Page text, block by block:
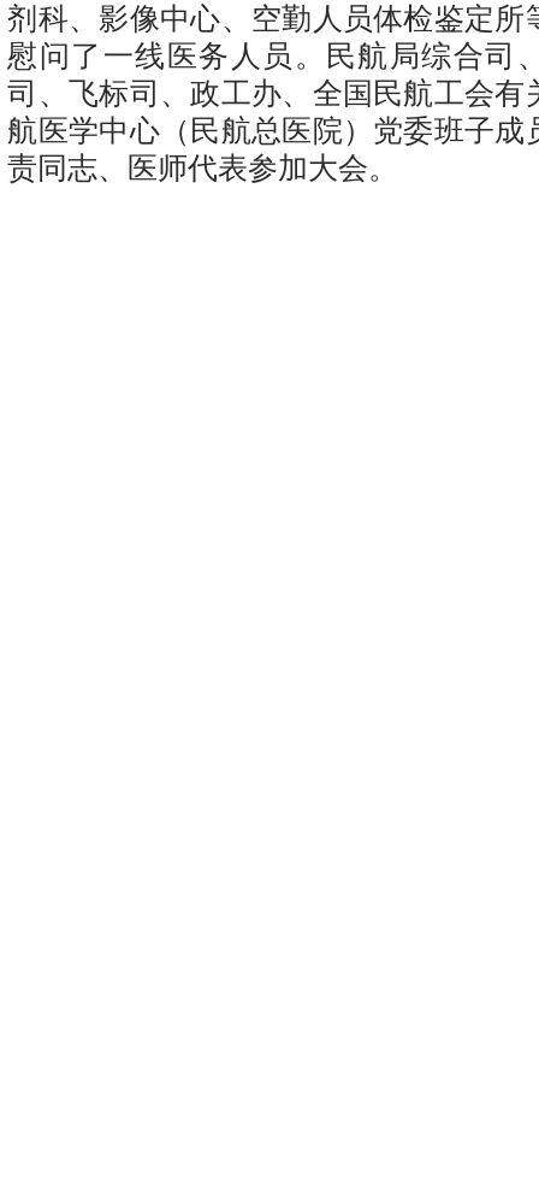
剂科、影像中心、空勤人员体检鉴定所
慰问了一线医务人员。民航局综合司
司、飞标司、政工办、全国民航工会有
航医学中心（民航总医院）党委班子成
责同志、医师代表参加大会。